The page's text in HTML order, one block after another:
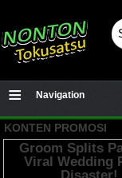
≡ Navigation